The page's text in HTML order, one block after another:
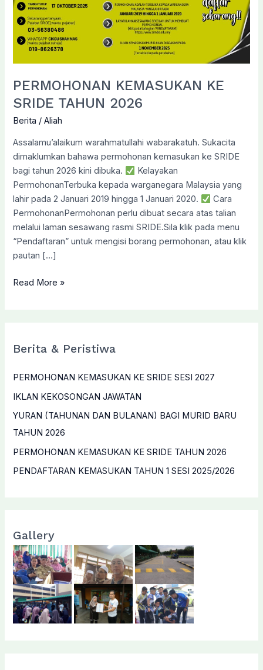
PERMOHONAN KEMASUKAN KE
SRIDE TAHUN 2026
Berita /Aliah
Assalamu’alaikum warahmatullahi wabarakatuh. Sukacita
dimaklumkan bahawa permohonan kemasukan ke SRIDE
bagi tahun 2026 kini dibuka.
Kelayakan
PermohonanTerbuka kepada warganegara Malaysia yang
lahir pada 2 Januari 2019 hingga 1 Januari 2020.
Cara
PermohonanPermohonan perlu dibuat secara atas talian
melalui laman sesawang rasmi SRIDE.Sila klik pada menu
“Pendaftaran” untuk mengisi borang permohonan, atau klik
pautan […]
PERMOHONAN
2026
Read More »
Berita & Peristiwa
PERMOHONAN KEMASUKAN KE SRIDE SESI 2027
IKLAN KEKOSONGAN JAWATAN
YURAN (TAHUNAN DAN BULANAN) BAGI MURID BARU
TAHUN 2026
PERMOHONAN KEMASUKAN KE SRIDE TAHUN 2026
PENDAFTARAN KEMASUKAN TAHUN 1 SESI 2025/2026
Gallery